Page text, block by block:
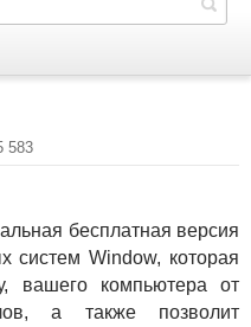
583
бесплатная версия
систем Window, которая
вашего компьютера от
а также позволит